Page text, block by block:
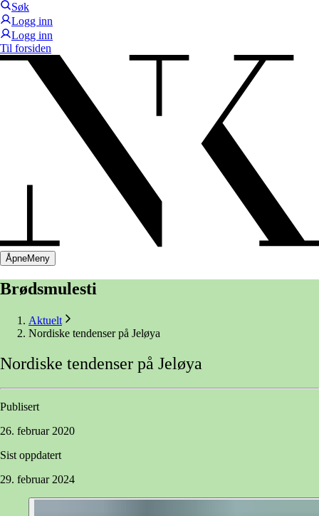
Søk
Logg inn
Logg inn
Til forsiden
ÅpneMeny
Brødsmulesti
Aktuelt
Nordiske tendenser på Jeløya
Nordiske tendenser på Jeløya
Publisert
26. februar 2020
Sist oppdatert
29. februar 2024